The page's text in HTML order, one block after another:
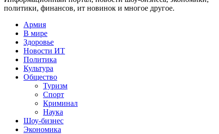
политики, финансов, ит новинок и многое другое.
Армия
В мире
Здоровье
Новости ИТ
Политика
Культура
Общество
Туризм
Спорт
Криминал
Наука
Шоу-бизнес
Экономика